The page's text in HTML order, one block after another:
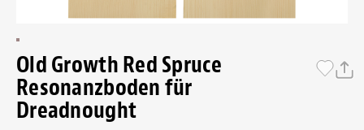
Old Growth Red Spruce
Resonanzboden für
Dreadnought